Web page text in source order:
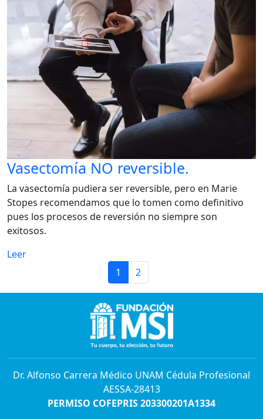
Vasectomía NO reversible.
La vasectomía pudiera ser reversible, pero en Marie
Stopes recomendamos que lo tomen como definitivo
pues los procesos de reversión no siempre son
exitosos.
Leer
1
2
Dr. Alfonso Carrera Médico UNAM Cédula Profesional
AESSA-28413
PERMISO COFEPRIS 203300201A1334